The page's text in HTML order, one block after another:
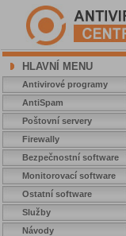
HLAVNÍ MENU
Antivirové programy
AntiSpam
Poštovní servery
Firewally
Bezpečnostní software
Monitorovací software
Ostatní software
Služby
Návody